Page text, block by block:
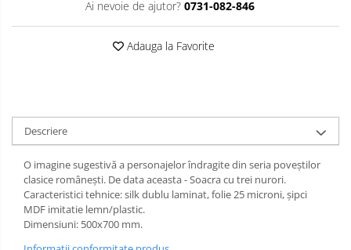
Flipchart-uri si Rezerve
Ai nevoie de ajutor? 0731-082-846
Adauga la Favorite
Descriere
O imagine sugestivă a personajelor îndragite din seria poveștilor
clasice românești. De data aceasta - Soacra cu trei nurori.
Caracteristici tehnice: silk dublu laminat, folie 25 microni, şipci
MDF imitatie lemn/plastic.
Dimensiuni: 500x700 mm.